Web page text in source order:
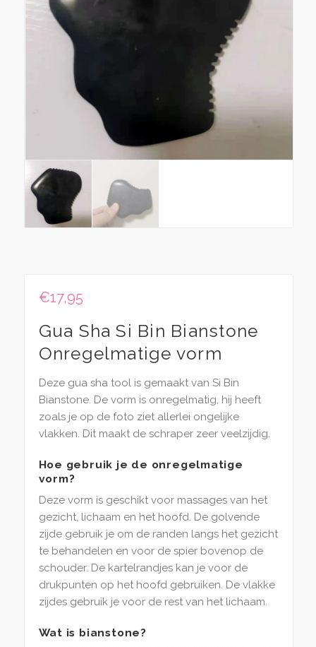
€17,95
Gua Sha Si Bin Bianstone
Onregelmatige vorm
Deze gua sha tool is gemaakt van Si Bin
Bianstone. De vorm is onregelmatig, hij heeft
zoals je op de foto ziet allerlei ongelijke
vlakken. Dit maakt de schraper zeer veelzijdig.
Hoe gebruik je de onregelmatige
vorm?
Deze vorm is geschikt voor massages van het
gezicht, lichaam en het hoofd. De golvende
zijde gebruik je om de randen langs het gezicht
te behandelen en voor de spier bovenop de
schouder. De kartelrandjes kan je voor de
drukpunten op het hoofd gebruiken. De vlakke
zijdes gebruik je voor de rest van het lichaam.
Wat is bianstone?